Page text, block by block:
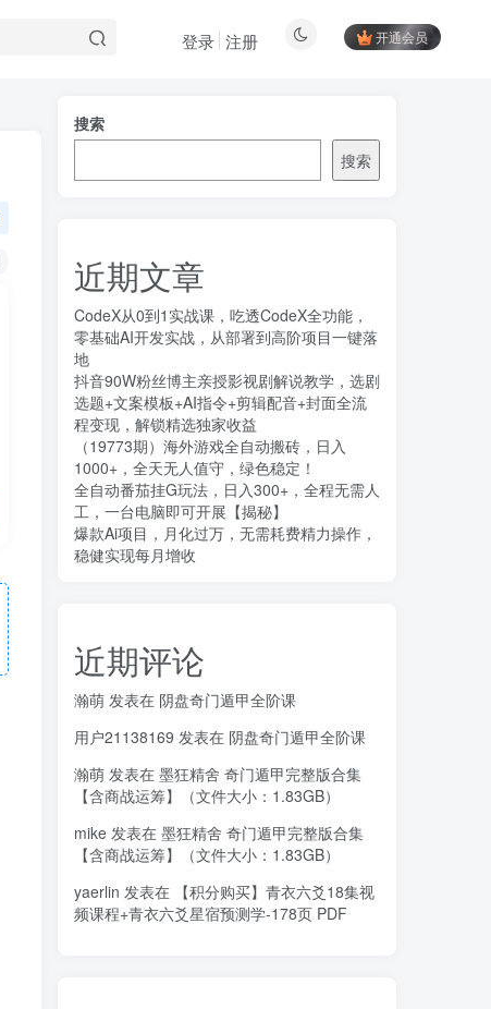
开通会员
登录 注册
搜索
搜索
近期文章
CodeX从0到1实战课，吃透CodeX全功能，
零基础AI开发实战，从部署到高阶项目一键落
地
抖音90W粉丝博主亲授影视剧解说教学，选剧
选题+文案模板+AI指令+剪辑配音+封面全流
程变现，解锁精选独家收益
（19773期）海外游戏全自动搬砖，日入
1000+，全天无人值守，绿色稳定！
全自动番茄挂G玩法，日入300+，全程无需人
工，一台电脑即可开展【揭秘】
爆款Ai项目，月化过万，无需耗费精力操作，
稳健实现每月增收
近期评论
瀚萌 发表在 阴盘奇门遁甲全阶课
用户21138169 发表在 阴盘奇门遁甲全阶课
瀚萌 发表在 墨狂精舍 奇门遁甲完整版合集
【含商战运筹】（文件大小：1.83GB）
mike 发表在 墨狂精舍 奇门遁甲完整版合集
【含商战运筹】（文件大小：1.83GB）
yaerlin 发表在 【积分购买】青衣六爻18集视
频课程+青衣六爻星宿预测学-178页 PDF